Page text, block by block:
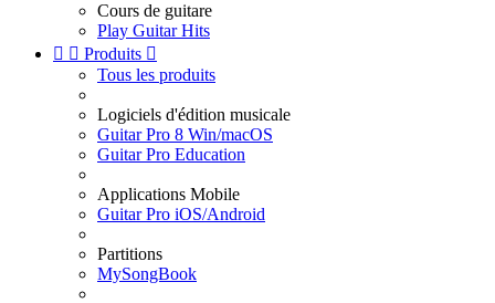
Cours de guitare
Play Guitar Hits
  Produits 
Tous les produits
Logiciels d'édition musicale
Guitar Pro 8 Win/macOS
Guitar Pro Education
Applications Mobile
Guitar Pro iOS/Android
Partitions
MySongBook